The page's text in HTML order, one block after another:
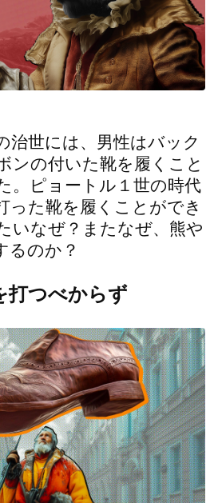
治世には、男性はバック
ンの付いた靴を履くこと
。ピョートル１世の時代
った靴を履くことができ
いなぜ？またなぜ、熊や
るのか？
打つべからず